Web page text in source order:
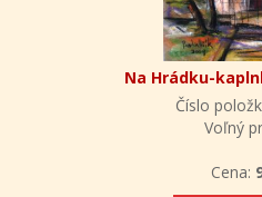
Na Hrádku-
Číslo
Voľný
Cena: